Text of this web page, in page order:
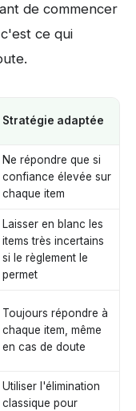
de commencer
ce qui
Stratégie adaptée
Ne répondre que si
confiance élevée sur
chaque item
Laisser en blanc les
items très incertains
si le règlement le
permet
Toujours répondre à
chaque item, même
en cas de doute
Utiliser l'élimination
classique pour